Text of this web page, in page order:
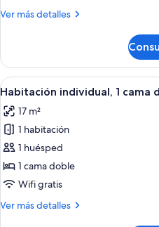
cama
fumadores
Ver más detalles
Más
individual,
cama
no
fumadores
Abrir
todas
las
fotos
de
Habitación
individual,
cama
21
Habitación individual, 1 cama
17 m²
1 habitación
1 huésped
1 cama doble
Wifi gratis
Ver más detalles
Más